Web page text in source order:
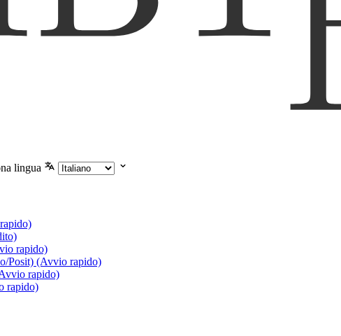
lingua
rapido)
Posit) (Avvio rapido)
rapido)
rapido)